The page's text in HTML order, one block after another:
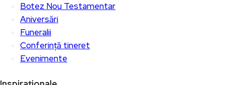
Botez Nou Testamentar
Aniversări
Funeralii
Conferință tineret
Evenimente